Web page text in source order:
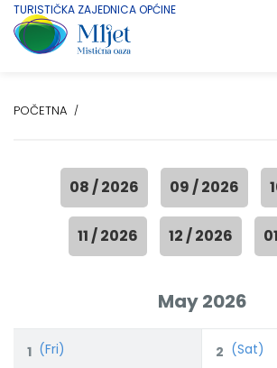
TURISTIČKA ZAJEDNICA OPĆINE
POČETNA
08 / 2026 09 / 2026
11 / 2026 12 / 2026
May 2026
1 (Fri) 2 (Sat)